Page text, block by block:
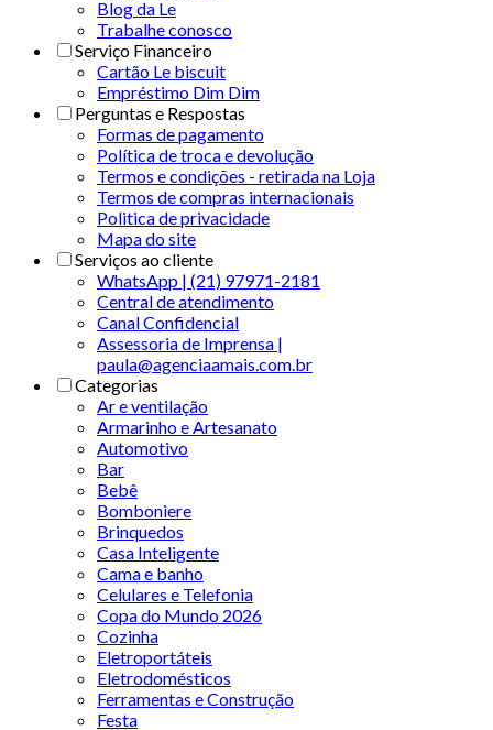
Blog da Le
Trabalhe conosco
Serviço Financeiro
Cartão Le biscuit
Empréstimo Dim Dim
Perguntas e Respostas
Formas de pagamento
Política de troca e devolução
Termos e condições - retirada na Loja
Termos de compras internacionais
Politica de privacidade
Mapa do site
Serviços ao cliente
WhatsApp | (21) 97971-2181
Central de atendimento
Canal Confidencial
Assessoria de Imprensa |
paula@agenciaamais.com.br
Categorias
Ar e ventilação
Armarinho e Artesanato
Automotivo
Bar
Bebê
Bomboniere
Brinquedos
Casa Inteligente
Cama e banho
Celulares e Telefonia
Copa do Mundo 2026
Cozinha
Eletroportáteis
Eletrodomésticos
Ferramentas e Construção
Festa